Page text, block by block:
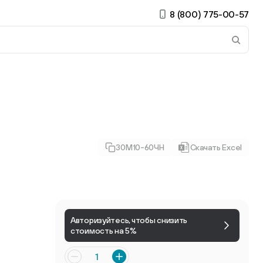
8 (800) 775-00-57
30М10-60ЧН Скачать Excel
Авторизуйтесь, чтобы снизить
стоимость на 5%
Есть учётная запись?